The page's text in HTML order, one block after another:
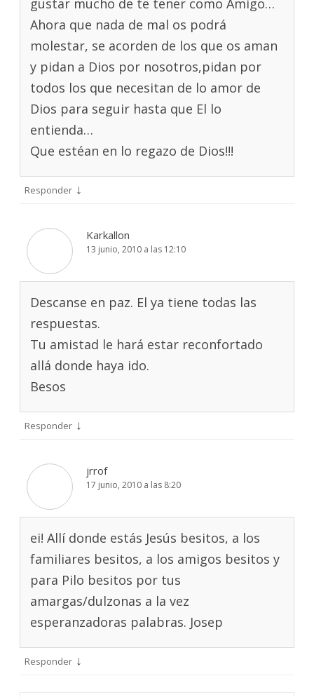
gustar mucho de te tener como Amigo…
Ahora que nada de mal os podrá
molestar, se acorden de los que os aman
y pidan a Dios por nosotros,pidan por
todos los que necesitan de lo amor de
Dios para seguir hasta que El lo
entienda…
Que estéan en lo regazo de Dios!!!
Responder ↓
Karkallon
13 junio, 2010 a las 12:10
Descanse en paz. El ya tiene todas las
respuestas.
Tu amistad le hará estar reconfortado
allá donde haya ido.
Besos
Responder ↓
jrrof
17 junio, 2010 a las 8:20
ei! Allí donde estás Jesús besitos, a los
familiares besitos, a los amigos besitos y
para Pilo besitos por tus
amargas/dulzonas a la vez
esperanzadoras palabras. Josep
Responder ↓